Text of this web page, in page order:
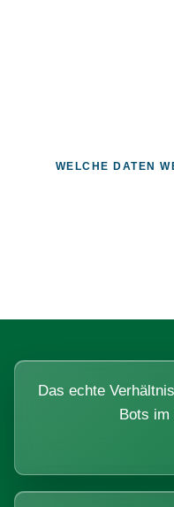
WELCHE DATEN
Das echte
Bots im